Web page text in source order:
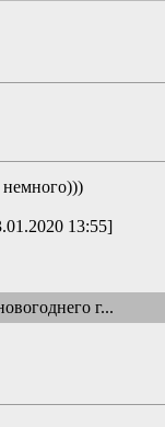
немного)))
13:55]
г...